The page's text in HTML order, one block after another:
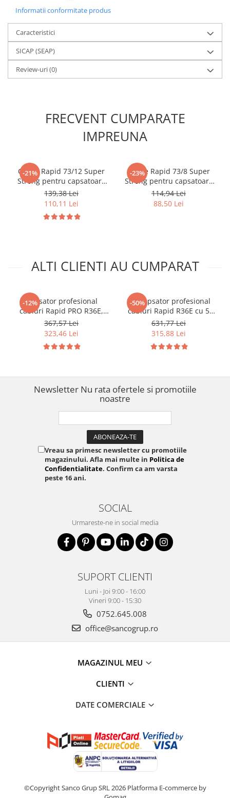
Informatii conformitate produs
Caracteristici
SICAP (SEAP)
Review-uri(0)
FRECVENT CUMPARATE
IMPREUNA
-21%
Capse Rapid 73/12 Super
Strong pentru capsatoare
tip clește HD31, logistică,
ambalare și depozitare,
5000 bucăți 24890800
139,38 Lei
110,11 Lei
-23%
Capse Rapid 73/8 Super
Strong pentru capsatoare
tip clește HD31, logistică,
ambalare și depozitare,
5000 bucăți 24890300
114,94 Lei
88,50 Lei
ALTI CLIENTI AU CUMPARAT
-12%
Capsator profesional
cabluri Rapid PRO R36E,
capse semirotunde 36/10-
14 mm pentru cabluri de
joasă tensiune, fabricat în
Suedia 20511811
367,57 Lei
323,46 Lei
-50%
Set capsator profesional
cabluri Rapid R36E cu 5
cutii capse galvanizate
divergente 36/12 mm
pentru rețele și sisteme de
securitate
631,77 Lei
315,88 Lei
Newsletter Nu rata ofertele si promotiile
noastre
Vreau sa primesc newsletter cu promotiile
magazinului. Afla mai multe in Politica de
Confidentialitate. Confirm ca am varsta
peste 16 ani.
SOCIAL
Urmareste-ne in social media
SUPORT CLIENTI
Luni - Joi 9:00 - 16:00
Vineri 9:00 - 15:30
0752.645.008
office@sancogrup.ro
MAGAZINUL MEU
CLIENTI
DATE COMERCIALE
©Copyright Sanco Grup SRL 2026 Platforma E-commerce by